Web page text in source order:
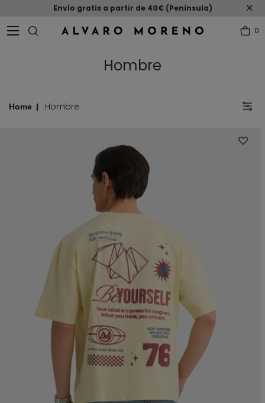
Envío gratis a partir de 40€ (Península)
0
Hombre
Hombre
Home